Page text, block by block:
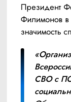
Президент
Филимонов в
значимость
СВО с